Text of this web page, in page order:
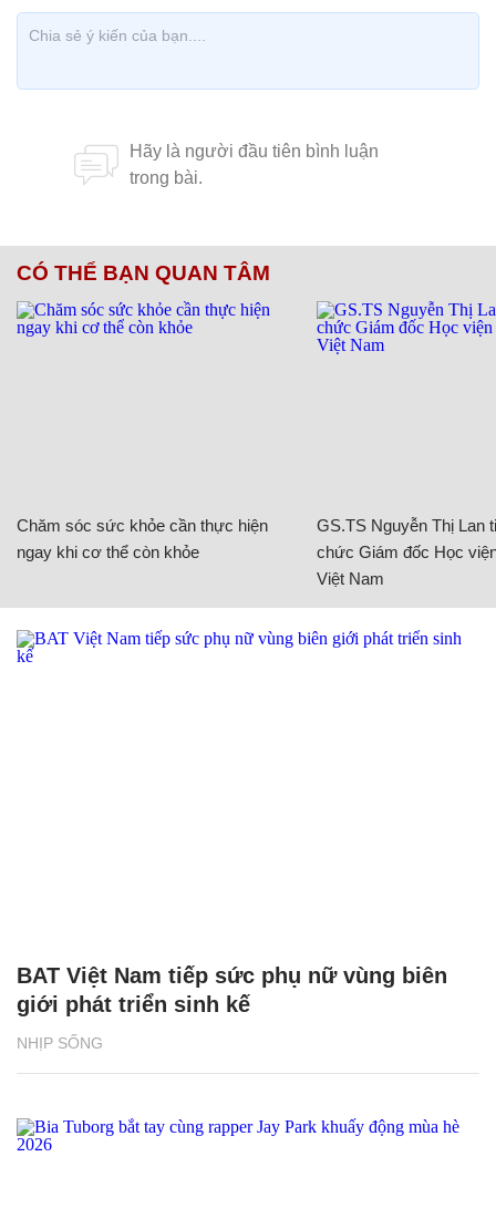
CÓ THỂ BẠN QUAN TÂM
Chăm sóc sức khỏe cần thực hiện
ngay khi cơ thể còn khỏe
GS.TS Nguyễn Thị Lan
chức Giám đốc Học
Việt Nam
NHỊP SỐNG
BAT Việt Nam tiếp sức phụ nữ vùng biên
giới phát triển sinh kế